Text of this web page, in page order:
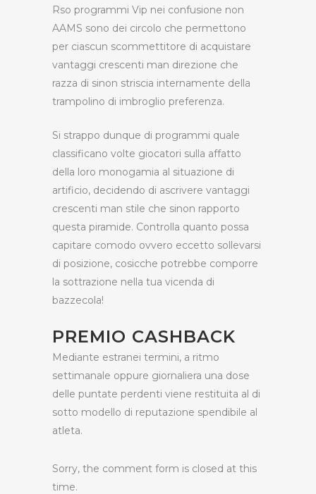
Rso programmi Vip nei confusione non
AAMS sono dei circolo che permettono
per ciascun scommettitore di acquistare
vantaggi crescenti man direzione che
razza di sinon striscia internamente della
trampolino di imbroglio preferenza.
Si strappo dunque di programmi quale
classificano volte giocatori sulla affatto
della loro monogamia al situazione di
artificio, decidendo di ascrivere vantaggi
crescenti man stile che sinon rapporto
questa piramide. Controlla quanto possa
capitare comodo ovvero eccetto sollevarsi
di posizione, cosicche potrebbe comporre
la sottrazione nella tua vicenda di
bazzecola!
PREMIO CASHBACK
Mediante estranei termini, a ritmo
settimanale oppure giornaliera una dose
delle puntate perdenti viene restituita al di
sotto modello di reputazione spendibile al
atleta.
Sorry, the comment form is closed at this
time.